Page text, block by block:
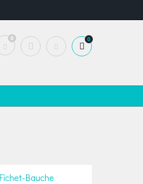
0 0
Fichet-Bauche